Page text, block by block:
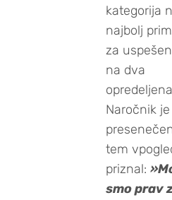
kategorija
najbolj
za
na dva
Naročnik
tem
priznal:
smo prav